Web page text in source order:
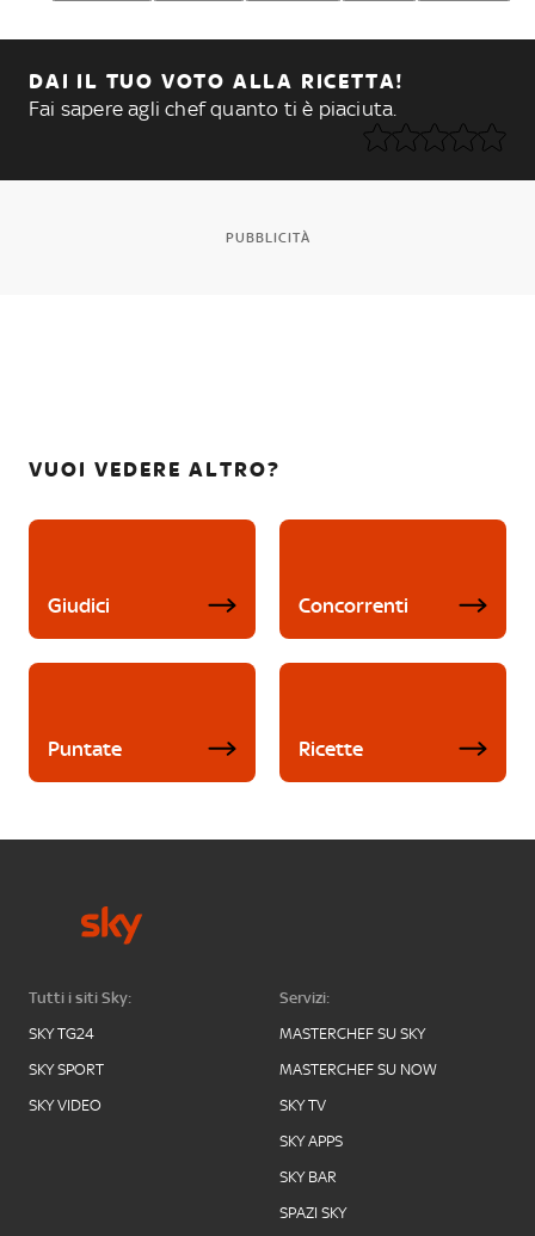
DAI IL TUO VOTO ALLA RICETTA!
Fai sapere agli chef quanto ti è piaciuta.
PUBBLICITÀ
VUOI VEDERE ALTRO?
Giudici Concorrenti
Puntate Ricette
Tutti i siti Sky:
SKY TG24
SKY SPORT
SKY VIDEO
Servizi:
MASTERCHEF SU SKY
MASTERCHEF SU NOW
SKY TV
SKY APPS
SKY BAR
SPAZI SKY